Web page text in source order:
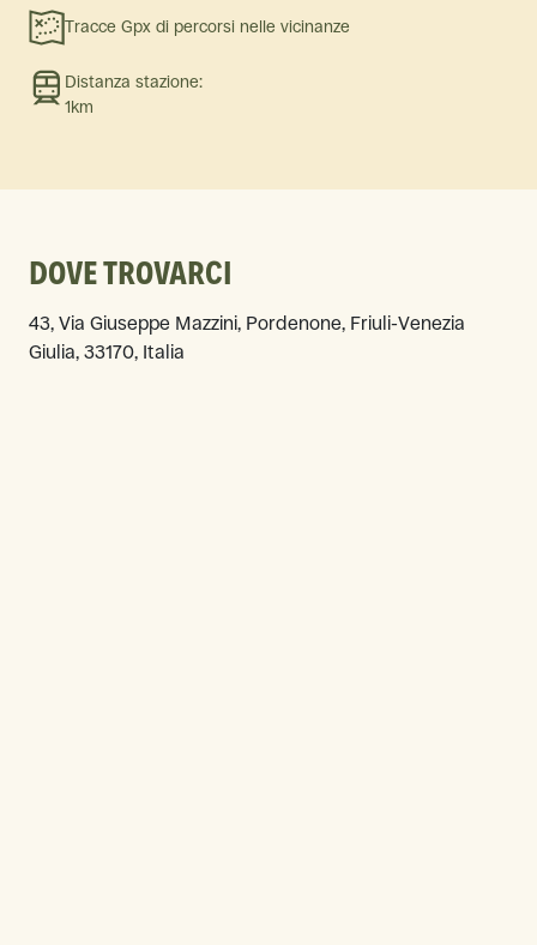
Tracce Gpx di percorsi nelle vicinanze
Distanza stazione:
1km
DOVE TROVARCI
43, Via Giuseppe Mazzini, Pordenone, Friuli-Venezia
Giulia, 33170, Italia